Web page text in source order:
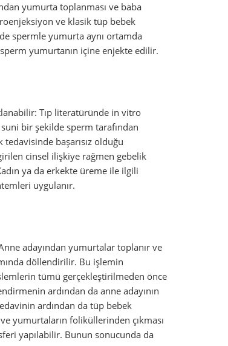
yumurta toplanması ve baba
ve klasik tüp bebek
spermle yumurta aynı ortamda
yumurtanın içine enjekte edilir.
Tıp literatüründe in vitro
bir şekilde sperm tarafından
başarısız olduğu
cinsel ilişkiye rağmen gebelik
ya da erkekte üreme ile ilgili
uygulanır.
adayından yumurtalar toplanır ve
döllendirilir. Bu işlemin
tümü gerçekleştirilmeden önce
ardından da anne adayının
ardından da tüp bebek
yumurtaların foliküllerinden çıkması
yapılabilir. Bunun sonucunda da